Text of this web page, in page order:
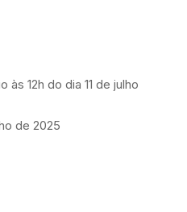
12h do dia 11 de julho
de 2025